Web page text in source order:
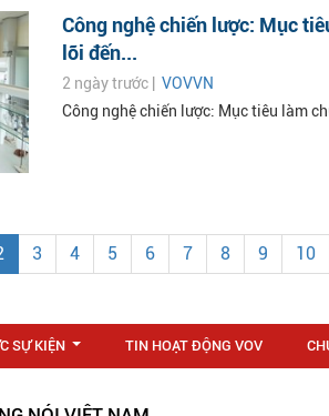
Công nghệ chiến lược: Mục
lõi đến...
2 ngày trước | VOVVN
Công nghệ chiến lược: Mục tiêu làm
3 4 5 6 7 8 9 10
SỰ KIỆN TIN HOẠT ĐỘNG VOV